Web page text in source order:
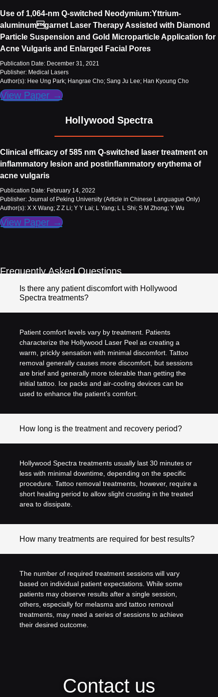
Use of 1,064-nm Q-switched Neodymium:Yttrium-
aluminumgarnet Laser Therapy Assisted with Diamond
Particle Suspension and Gold Microparticle Application for
Acne Vulgaris and Enlarged Facial Pores
Publication Date: December 31, 2021
Publisher: Medical Lasers
Author(s): Hee Ung Park; Hangrae Cho; Sang Ju Lee; Han Kyoung Cho
View Paper →
Hollywood Spectra
Clinical efficacy of 585 nm Q-switched laser treatment on
inflammatory lesion and postinflammatory erythema of
acne vulgaris
Publication Date: February 14, 2022
Publisher: Journal of Peking University (Article in Chinese Languague Only)
Author(s): X X Wang; Z Z Li; Y Y Lai; L Yang; L L Shi; S M Zhong; Y Wu
View Paper →
Frequently Asked Questions
Is there any patient discomfort with Hollywood
Spectra treatments?
Patient comfort levels vary by treatment. Patients
characterize the Hollywood Laser Peel as creating a
warm, prickly sensation with minimal discomfort. Tattoo
removal generally causes more discomfort, but sessions
are brief and generally more tolerable than getting the
initial tattoo. Ice packs and air-cooling devices can be
used to enhance the patient’s comfort.
How long is the treatment and recovery period?
Hollywood Spectra treatments usually last 30 minutes or
less with minimal downtime, depending on the specific
procedure. Tattoo removal treatments, however, require a
short healing period to allow slight crusting in the treated
area to dissipate.
How many treatments are required for best results?
The number of required treatment sessions will vary
based on individual patient expectations. While some
patients may observe results after a single session,
others, especially for melasma and tattoo removal
treatments, may need a series of sessions to achieve
their desired outcome.
Contact us